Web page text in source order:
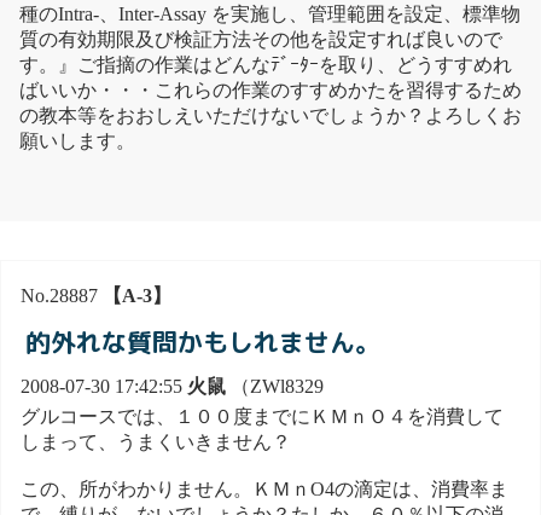
種のIntra-、Inter-Assay を実施し、管理範囲を設定、標準物
質の有効期限及び検証方法その他を設定すれば良いので
す。』ご指摘の作業はどんなﾃﾞｰﾀｰを取り、どうすすめれ
ばいいか・・・これらの作業のすすめかたを習得するため
の教本等をおおしえいただけないでしょうか？よろしくお
願いします。
No.28887 【A-3】
的外れな質問かもしれません。
2008-07-30 17:42:55 火鼠 （ZWl8329
グルコースでは、１００度までにＫＭｎＯ４を消費して
しまって、うまくいきません？
この、所がわかりません。ＫＭｎO4の滴定は、消費率ま